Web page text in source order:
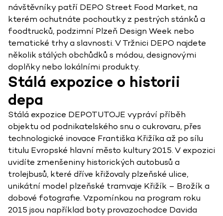
návštěvníky patří DEPO Street Food Market, na
kterém ochutnáte pochoutky z pestrých stánků a
foodtrucků, podzimní Plzeň Design Week nebo
tematické trhy a slavnosti. V Tržnici DEPO najdete
několik stálých obchůdků s módou, designovými
doplňky nebo lokálními produkty.
Stálá expozice o historii
depa
Stálá expozice DEPOTUTOJE vypráví příběh
objektu od podnikatelského snu o cukrovaru, přes
technologické inovace Františka Křižíka až po sílu
titulu Evropské hlavní město kultury 2015. V expozici
uvidíte zmenšeniny historických autobusů a
trolejbusů, které dříve křižovaly plzeňské ulice,
unikátní model plzeňské tramvaje Křižík – Brožík a
dobové fotografie. Vzpomínkou na program roku
2015 jsou například boty provazochodce Davida